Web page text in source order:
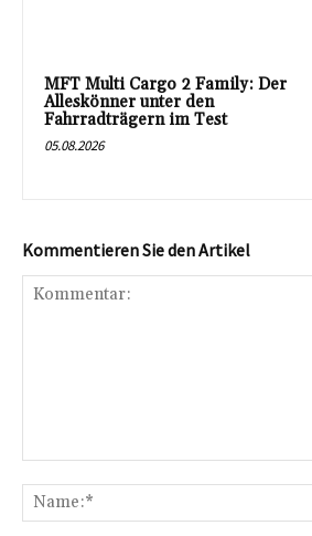
MFT Multi Cargo 2 Family: Der
Alleskönner unter den
Fahrradträgern im Test
05.08.2026
Kommentieren Sie den Artikel